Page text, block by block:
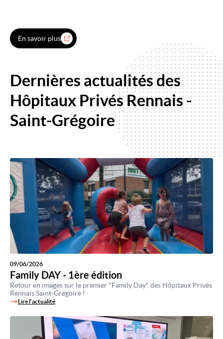
En savoir plus
Dernières actualités des
Hôpitaux Privés Rennais -
Saint-Grégoire
09/06/2026
Family DAY - 1ère édition
Retour en images sur le premier "Family Day" des Hôpitaux Privés
Rennais Saint-Grégoire !
Lire l'actualité